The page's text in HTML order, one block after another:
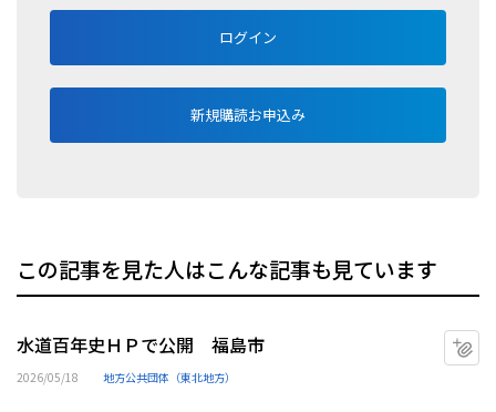
ログイン
新規購読お申込み
この記事を見た人はこんな記事も見ています
水道百年史ＨＰで公開 福島市
2026/05/18 地方公共団体（東北地方）